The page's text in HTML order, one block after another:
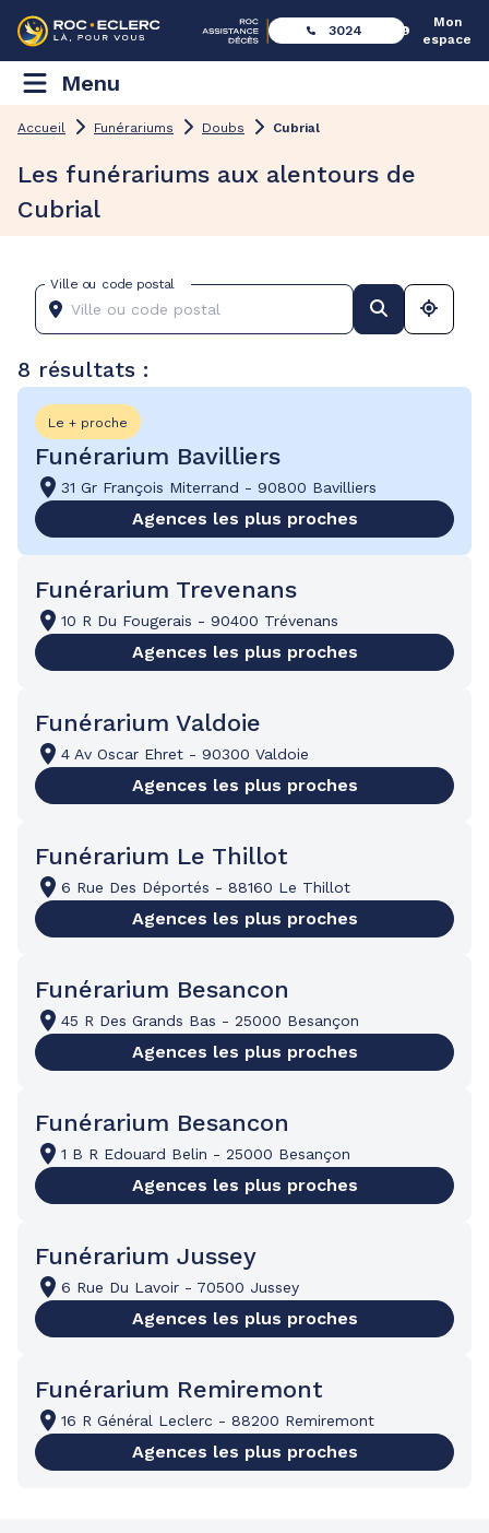
3024
Mon
espace
Menu
Accueil Funérariums Doubs Cubrial
Les funérariums aux alentours de
Cubrial
Ville ou code postal
8 résultats :
Le + proche
Funérarium Bavilliers
31 Gr François Miterrand - 90800 Bavilliers
Agences les plus proches
Funérarium Trevenans
10 R Du Fougerais - 90400 Trévenans
Agences les plus proches
Funérarium Valdoie
4 Av Oscar Ehret - 90300 Valdoie
Agences les plus proches
Funérarium Le Thillot
6 Rue Des Déportés - 88160 Le Thillot
Agences les plus proches
Funérarium Besancon
45 R Des Grands Bas - 25000 Besançon
Agences les plus proches
Funérarium Besancon
1 B R Edouard Belin - 25000 Besançon
Agences les plus proches
Funérarium Jussey
6 Rue Du Lavoir - 70500 Jussey
Agences les plus proches
Funérarium Remiremont
16 R Général Leclerc - 88200 Remiremont
Agences les plus proches